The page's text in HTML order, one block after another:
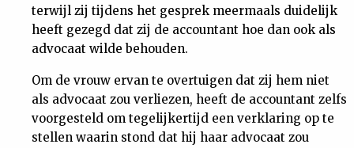
terwijl zij tijdens het gesprek meermaals duidelijk
heeft gezegd dat zij de accountant hoe dan ook als
advocaat wilde behouden.
Om de vrouw ervan te overtuigen dat zij hem niet
als advocaat zou verliezen, heeft de accountant zelfs
voorgesteld om tegelijkertijd een verklaring op te
stellen waarin stond dat hij haar advocaat zou